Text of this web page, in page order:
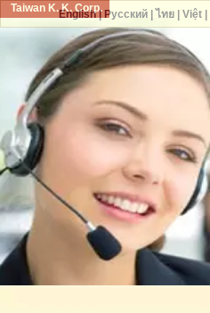
Taiwan K. K. Corp.
English| Русский| ไทย| Việt|